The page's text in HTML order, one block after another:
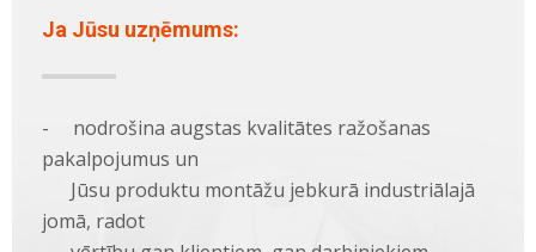
Ja Jūsu uzņēmums:
- nodrošina augstas kvalitātes ražošanas
pakalpojumus un
Jūsu produktu montāžu jebkurā industriālajā
jomā, radot